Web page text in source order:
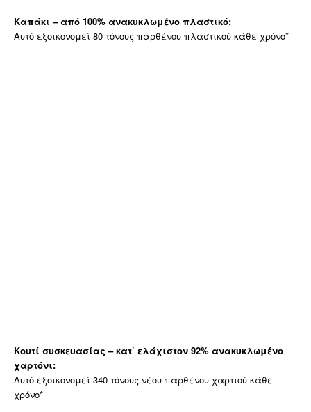
Καπάκι – από 100% ανακυκλωμένο πλαστικό:
Αυτό εξοικονομεί 80 τόνους παρθένου πλαστικού κάθε χρόνο*
Κουτί συσκευασίας – κατ΄ ελάχιστον 92% ανακυκλωμένο
χαρτόνι:
Αυτό εξοικονομεί 340 τόνους νέου παρθένου χαρτιού κάθε
χρόνο*